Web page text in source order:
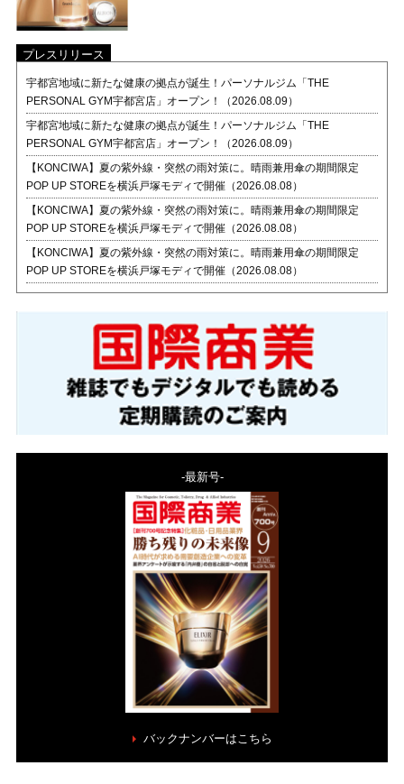
プレスリリース
宇都宮地域に新たな健康の拠点が誕生！パーソナルジム「THE
PERSONAL GYM宇都宮店」オープン！（2026.08.09）
宇都宮地域に新たな健康の拠点が誕生！パーソナルジム「THE
PERSONAL GYM宇都宮店」オープン！（2026.08.09）
【KONCIWA】夏の紫外線・突然の雨対策に。晴雨兼用傘の期間限定
POP UP STOREを横浜戸塚モディで開催（2026.08.08）
【KONCIWA】夏の紫外線・突然の雨対策に。晴雨兼用傘の期間限定
POP UP STOREを横浜戸塚モディで開催（2026.08.08）
【KONCIWA】夏の紫外線・突然の雨対策に。晴雨兼用傘の期間限定
POP UP STOREを横浜戸塚モディで開催（2026.08.08）
-最新号-
バックナンバーはこちら